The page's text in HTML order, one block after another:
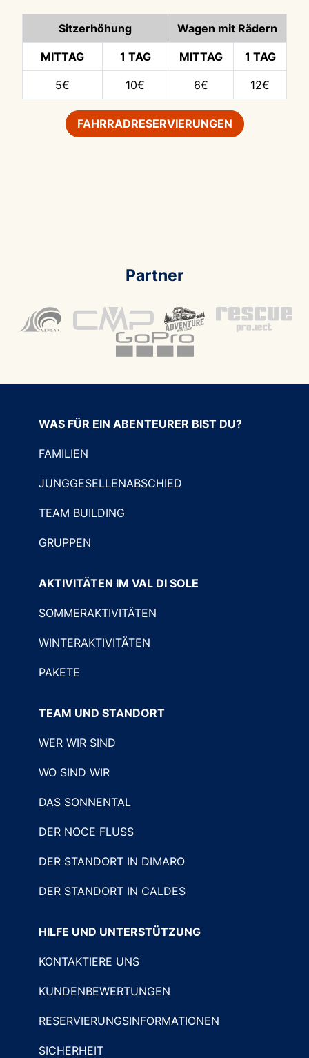
Sitzerhöhung Wagen mit Rädern
MITTAG 1 TAG MITTAG 1 TAG
5€ 10€ 6€ 12€
FAHRRADRESERVIERUNGEN
Partner
WAS FÜR EIN ABENTEURER BIST DU?
FAMILIEN
JUNGGESELLENABSCHIED
TEAM BUILDING
GRUPPEN
AKTIVITÄTEN IM VAL DI SOLE
SOMMERAKTIVITÄTEN
WINTERAKTIVITÄTEN
PAKETE
TEAM UND STANDORT
WER WIR SIND
WO SIND WIR
DAS SONNENTAL
DER NOCE FLUSS
DER STANDORT IN DIMARO
DER STANDORT IN CALDES
HILFE UND UNTERSTÜTZUNG
KONTAKTIERE UNS
KUNDENBEWERTUNGEN
RESERVIERUNGSINFORMATIONEN
SICHERHEIT